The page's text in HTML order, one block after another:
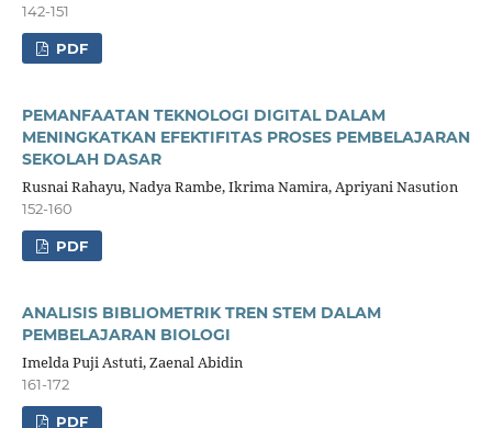
142-151
PDF
PEMANFAATAN TEKNOLOGI DIGITAL DALAM
MENINGKATKAN EFEKTIFITAS PROSES PEMBELAJARAN
SEKOLAH DASAR
Rusnai Rahayu, Nadya Rambe, Ikrima Namira, Apriyani Nasution
152-160
PDF
ANALISIS BIBLIOMETRIK TREN STEM DALAM
PEMBELAJARAN BIOLOGI
Imelda Puji Astuti, Zaenal Abidin
161-172
PDF